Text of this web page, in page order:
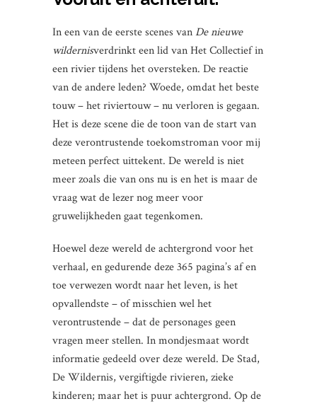
In een van de eerste scenes vanDe nieuwe
wildernisverdrinkt een lid van Het Collectief in
een rivier tijdens het oversteken. De reactie
van de andere leden? Woede, omdat het beste
touw – het riviertouw – nu verloren is gegaan.
Het is deze scene die de toon van de start van
deze verontrustende toekomstroman voor mij
meteen perfect uittekent. De wereld is niet
meer zoals die van ons nu is en het is maar de
vraag wat de lezer nog meer voor
gruwelijkheden gaat tegenkomen.
Hoewel deze wereld de achtergrond voor het
verhaal, en gedurende deze 365 pagina’s af en
toe verwezen wordt naar het leven, is het
opvallendste – of misschien wel het
verontrustende – dat de personages geen
vragen meer stellen. In mondjesmaat wordt
informatie gedeeld over deze wereld. De Stad,
De Wildernis, vergiftigde rivieren, zieke
kinderen; maar het is puur achtergrond. Op de